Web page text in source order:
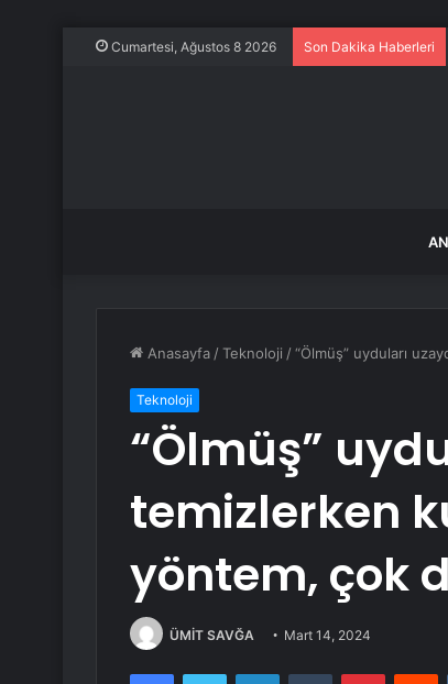
Cumartesi, Ağustos 8 2026 Son Dakika Haberleri
Anasayfa /Teknoloji /“Ölmüş” uyduları
Teknoloji
“Ölmüş”
temizlerken
yöntem, çok
ÜMİT SAVĞA Mart 14, 2024
FacebookTwitter LinkedInTumblr Pinterest